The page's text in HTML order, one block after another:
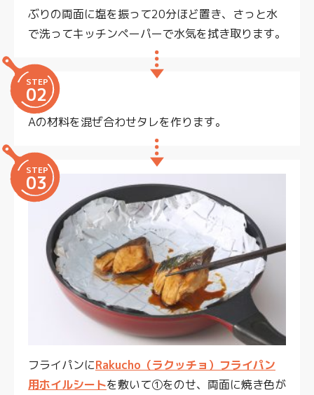
ぶりの両面に塩を振って20分ほど置き、さっと水
で洗ってキッチンペーパーで水気を拭き取ります。
STEP
02
Aの材料を混ぜ合わせタレを作ります。
STEP
03
フライパンにRakucho（ラクッチョ）フライパン
用ホイルシートを敷いて①をのせ、両面に焼き色が